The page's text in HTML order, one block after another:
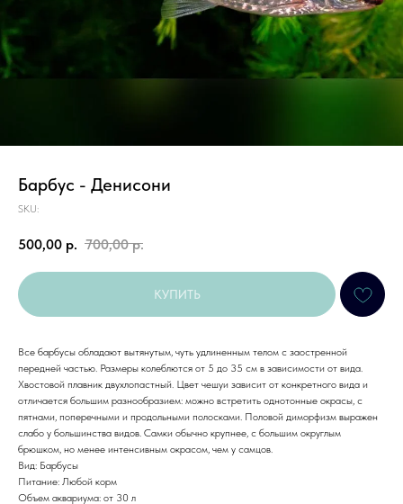
Барбус - Денисони
SKU:
500,00 р. 700,00 р.
КУПИТЬ
Все барбусы обладают вытянутым, чуть удлиненным телом с заостренной
передней частью. Размеры колеблются от 5 до 35 см в зависимости от вида.
Хвостовой плавник двухлопастный. Цвет чешуи зависит от конкретного вида и
отличается большим разнообразием: можно встретить однотонные окрасы, с
пятнами, поперечными и продольными полосками. Половой диморфизм выражен
слабо у большинства видов. Самки обычно крупнее, с большим округлым
брюшком, но менее интенсивным окрасом, чем у самцов.
Вид: Барбусы
Питание: Любой корм
Объем аквариума: от 30 л